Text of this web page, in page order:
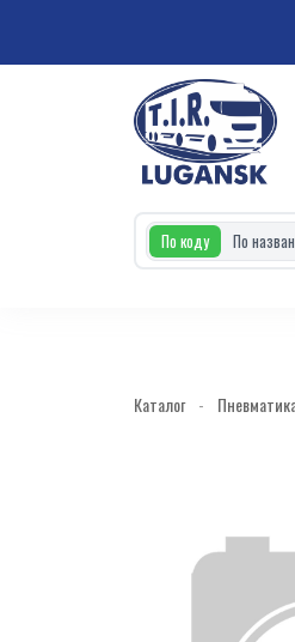
По коду По
Каталог -